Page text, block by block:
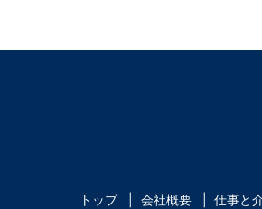
トップ 会社概要 仕事と